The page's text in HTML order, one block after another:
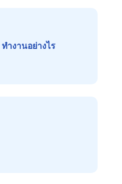
ำงานอย่างไร